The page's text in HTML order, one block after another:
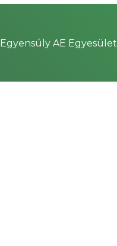
Egyensúly AE Egyesület